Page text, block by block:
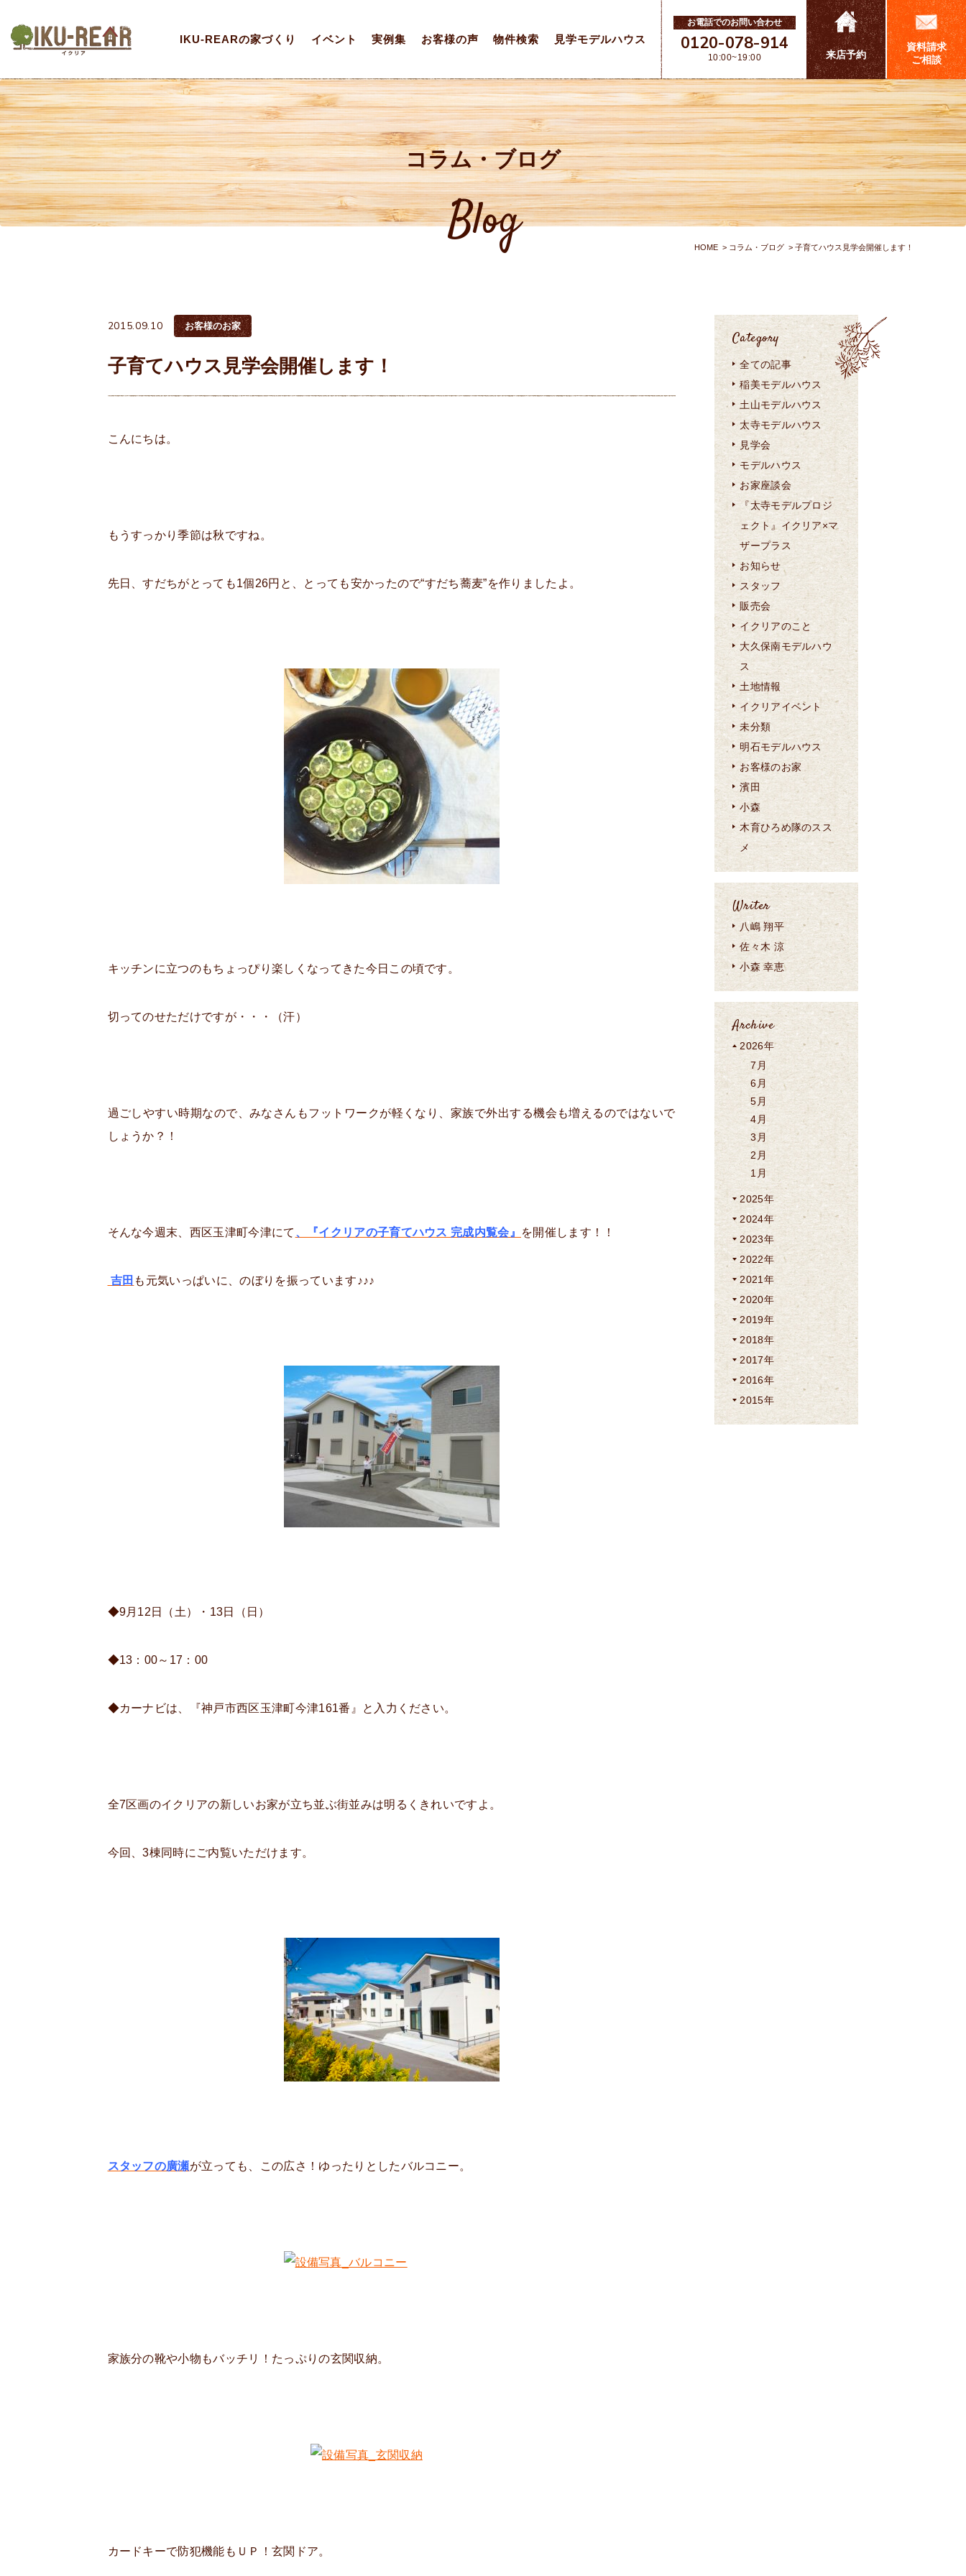
IKU-REARの家づくり イベント 実例集 お客様の声 物件検索 見学モデルハウス
お電話でのお問い合わせ
0120-078-914
10:00~19:00 来店予約
資料請求
ご相談
コラム・ブログ
Blog HOME コラム・ブログ 子育てハウス見学会開催します！
2015.09.10 お客様のお家
子育てハウス見学会開催します！
こんにちは。
もうすっかり季節は秋ですね。
先日、すだちがとっても1個26円と、とっても安かったので“すだち蕎麦”を作りましたよ。
キッチンに立つのもちょっぴり楽しくなってきた今日この頃です。
切ってのせただけですが・・・（汗）
過ごしやすい時期なので、みなさんもフットワークが軽くなり、家族で外出する機会も増えるのではないで
しょうか？！
そんな今週末、西区玉津町今津にて 、『イクリアの子育てハウス 完成内覧会』 を開催します！！
吉田 も元気いっぱいに、のぼりを振っています♪♪♪
◆9月12日（土）・13日（日）
◆13：00～17：00
◆カーナビは、『神戸市西区玉津町今津161番』と入力ください。
全7区画のイクリアの新しいお家が立ち並ぶ街並みは明るくきれいですよ。
今回、3棟同時にご内覧いただけます。
スタッフの廣瀬が立っても、この広さ！ゆったりとしたバルコニー。
家族分の靴や小物もバッチリ！たっぷりの玄関収納。
カードキーで防犯機能もＵＰ！玄関ドア。
Category
全ての記事
稲美モデルハウス
土山モデルハウス
太寺モデルハウス
見学会
モデルハウス
お家座談会
『太寺モデルプロジ
ェクト』イクリア×マ
ザープラス
お知らせ
スタッフ
販売会
イクリアのこと
大久保南モデルハウ
ス
土地情報
イクリアイベント
未分類
明石モデルハウス
お客様のお家
濱田
小森
木育ひろめ隊のスス
メ
Writer
八嶋 翔平
佐々木 涼
小森 幸恵
Archive
2026年
7月
6月
5月
4月
3月
2月
1月
2025年
2024年
2023年
2022年
2021年
2020年
2019年
2018年
2017年
2016年
2015年